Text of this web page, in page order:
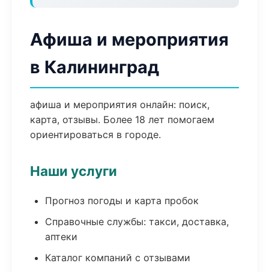
Афиша и мероприятия
в Калининград
афиша и мероприятия онлайн: поиск,
карта, отзывы. Более 18 лет помогаем
ориентироваться в городе.
Наши услуги
Прогноз погоды и карта пробок
Справочные службы: такси, доставка,
аптеки
Каталог компаний с отзывами